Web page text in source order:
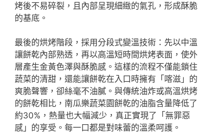
烤後不易碎裂，且內部呈現細緻的氣孔，形成酥脆
的基底。
最後的烘烤階段，採用分段式變溫技術：先以中溫
讓餅乾內部熟透，再以高溫短時間烘烤表面，使外
層產生金黃色澤與酥脆感。這樣的流程不僅能鎖住
蔬菜的清甜，還能讓餅乾在入口時擁有「喀滋」的
爽脆聲響，卻絲毫不油膩。與傳統油炸或高溫烘烤
的餅乾相比，南瓜樂蔬菜園餅乾的油脂含量降低了
約30%，熱量也大幅減少，真正實現了「無罪惡
感」的享受。每一口都是對味蕾的溫柔呵護。